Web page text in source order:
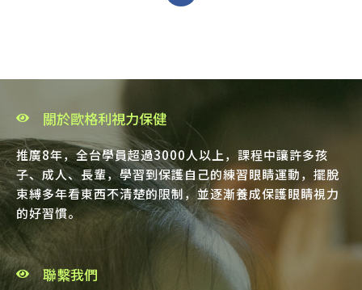
關於歐格利視力保健
推廣8年，全台學員超過3000人以上，課程中讓許多孩
子、成人、長輩，學習到保護自己的練習眼睛運動，擺脫
束縛多年看東西不清楚的限制，並逐漸養成保護眼睛視力
的好習慣。
聯繫我們